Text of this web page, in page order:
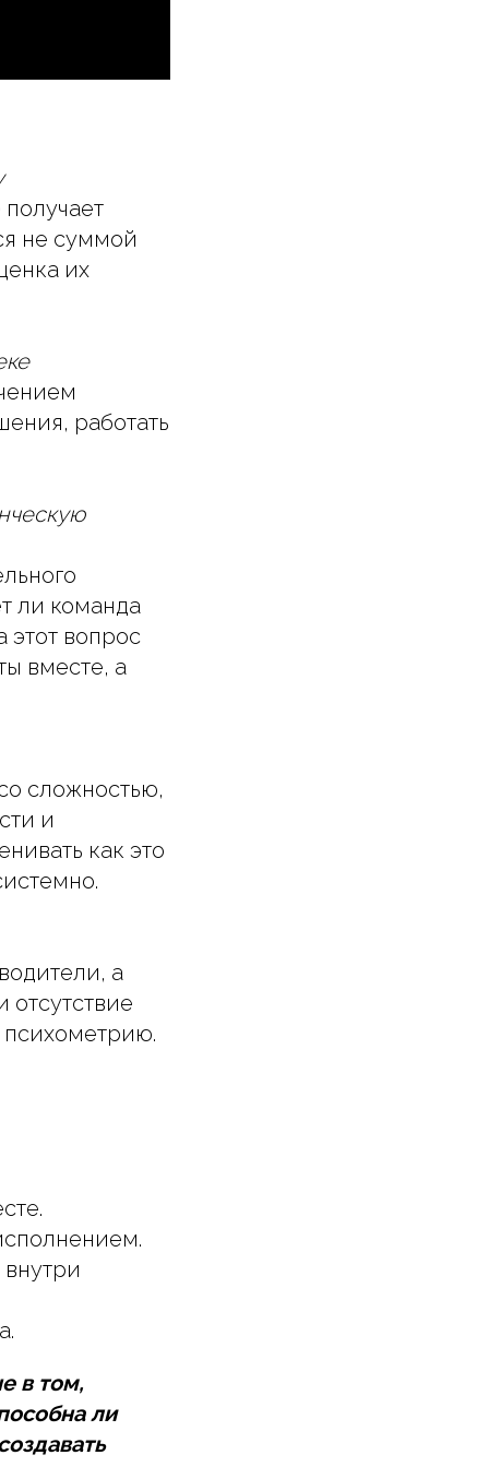
не суммой
их
работать
ли команда
этот вопрос
вместе, а
сложностью,
и
как это
а
в том,
ли